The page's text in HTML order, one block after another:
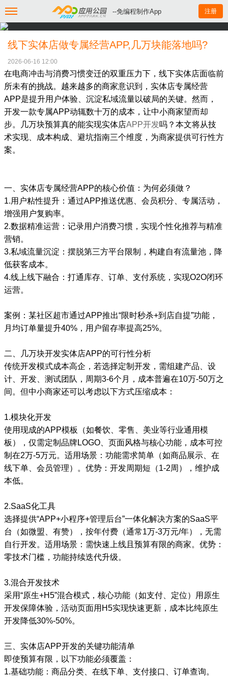
--免编程制作App 注册
线下实体店做专属经营APP,几万块能落地吗?
2026-06-16 12:00
在电商冲击与消费习惯变迁的双重压力下，线下实体店面临前
所未有的挑战。越来越多的商家意识到，实体店专属经营
APP是提升用户体验、沉淀私域流量以破局的关键。然而，
开发一款专属APP动辄数十万的成本，让中小商家望而却
步。几万块预算真的能实现实体店APP开发吗？本文将从技
术实现、成本构成、避坑指南三个维度，为商家提供可行性方
案。
一、实体店专属经营APP的核心价值：为何必须做？
1.用户粘性提升：通过APP推送优惠、会员积分、专属活动，
增强用户复购率。
2.数据精准运营：记录用户消费习惯，实现个性化推荐与精准
营销。
3.私域流量沉淀：摆脱第三方平台限制，构建自有流量池，降
低获客成本。
4.线上线下融合：打通库存、订单、支付系统，实现O2O闭环
运营。
案例：某社区超市通过APP推出“限时秒杀+到店自提”功能，
月均订单量提升40%，用户留存率提高25%。
二、几万块开发实体店APP的可行性分析
传统开发模式成本高企，若选择定制开发，需组建产品、设
计、开发、测试团队，周期3-6个月，成本普遍在10万-50万之
间。但中小商家还可以考虑以下方式压缩成本：
1.模块化开发
使用现成的APP模板（如餐饮、零售、美业等行业通用模
板），仅需定制品牌LOGO、页面风格与核心功能，成本可控
制在2万-5万元。适用场景：功能需求简单（如商品展示、在
线下单、会员管理）。优势：开发周期短（1-2周），维护成
本低。
2.SaaS化工具
选择提供“APP+小程序+管理后台”一体化解决方案的SaaS平
台（如微盟、有赞），按年付费（通常1万-3万元/年），无需
自行开发。适用场景：需快速上线且预算有限的商家。优势：
零技术门槛，功能持续迭代升级。
3.混合开发技术
采用“原生+H5”混合模式，核心功能（如支付、定位）用原生
开发保障体验，活动页面用H5实现快速更新，成本比纯原生
开发降低30%-50%。
三、实体店APP开发的关键功能清单
即使预算有限，以下功能必须覆盖：
1.基础功能：商品分类、在线下单、支付接口、订单查询。